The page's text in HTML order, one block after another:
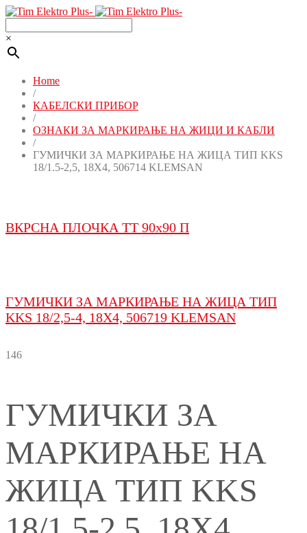
×
Home
/
КАБЕЛСКИ ПРИБОР
/
ОЗНАКИ ЗА МАРКИРАЊЕ НА ЖИЦИ И КАБЛИ
/
ГУМИЧКИ ЗА МАРКИРАЊЕ НА ЖИЦА ТИП KKS
18/1.5-2,5, 18X4, 506714 KLEMSAN
ВКРСНА ПЛОЧКА ТТ 90x90 П
ГУМИЧКИ ЗА МАРКИРАЊЕ НА ЖИЦА ТИП
KKS 18/2,5-4, 18X4, 506719 KLEMSAN
146
ГУМИЧКИ ЗА
МАРКИРАЊЕ НА
ЖИЦА ТИП KKS